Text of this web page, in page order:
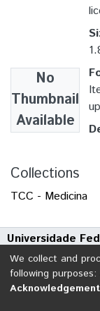
No
Thumbnail
Available
Collections
TCC - Medicina
Universidade
Avenida Tarquínio
CEP:
We collect and
following purposes: